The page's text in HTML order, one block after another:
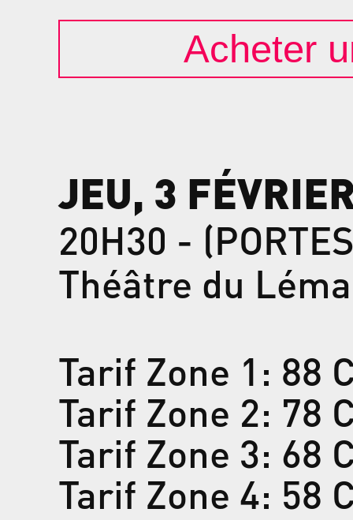
Acheter
JEU, 3
20H30 -
Théâtre du
Tarif Zone 1: 88
Tarif Zone 2: 78
Tarif Zone 3: 68
Tarif Zone 4: 58